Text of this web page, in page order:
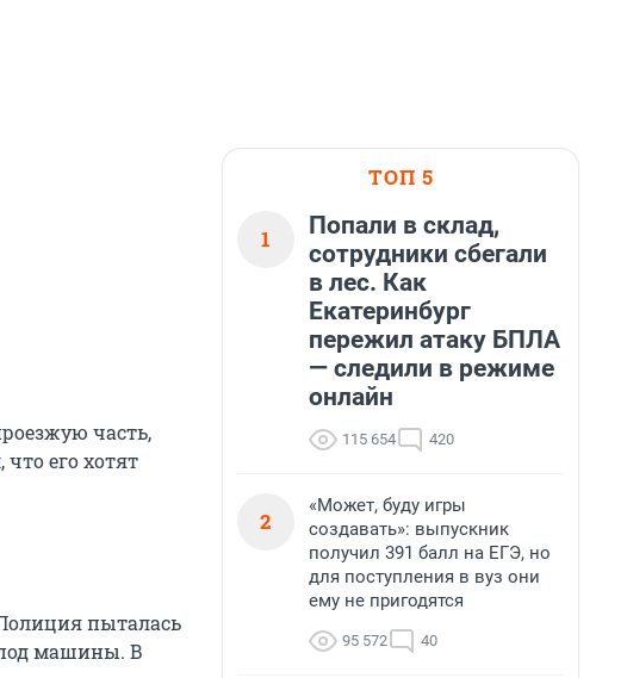
часть,
его хотят
пыталась
под машины. В
ТОП 5
1
Попали в склад,
сотрудники сбегали
в лес. Как
Екатеринбург
пережил атаку БПЛА
— следили в режиме
онлайн
115 654 420
2
«Может, буду игры
создавать»: выпускник
получил 391 балл на ЕГЭ, но
для поступления в вуз они
ему не пригодятся
95 572 40